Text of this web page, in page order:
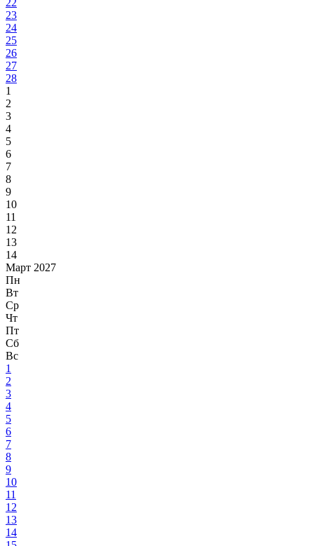
22
23
24
25
26
27
28
1
2
3
4
5
6
7
8
9
10
11
12
13
14
Март 2027
Пн
Вт
Ср
Чт
Пт
Сб
Вс
1
2
3
4
5
6
7
8
9
10
11
12
13
14